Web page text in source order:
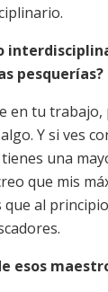
pesquerías?
en tu
Y si ves
una
que mis
al
esos